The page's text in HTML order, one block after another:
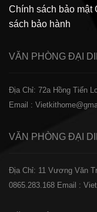
Chính sách bảo mật
sách bảo hành
VĂN PHÒNG ĐẠI
Địa Chỉ: 72a Hồng Tiến
Email :
VĂN PHÒNG ĐẠI
Địa Chỉ: 11 Vương Văn
0865.283.168 Email :